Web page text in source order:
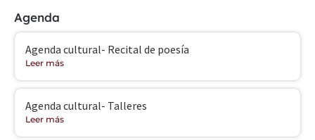
Agenda
Agenda cultural- Recital de poesía
Leer más
Agenda cultural- Talleres
Leer más